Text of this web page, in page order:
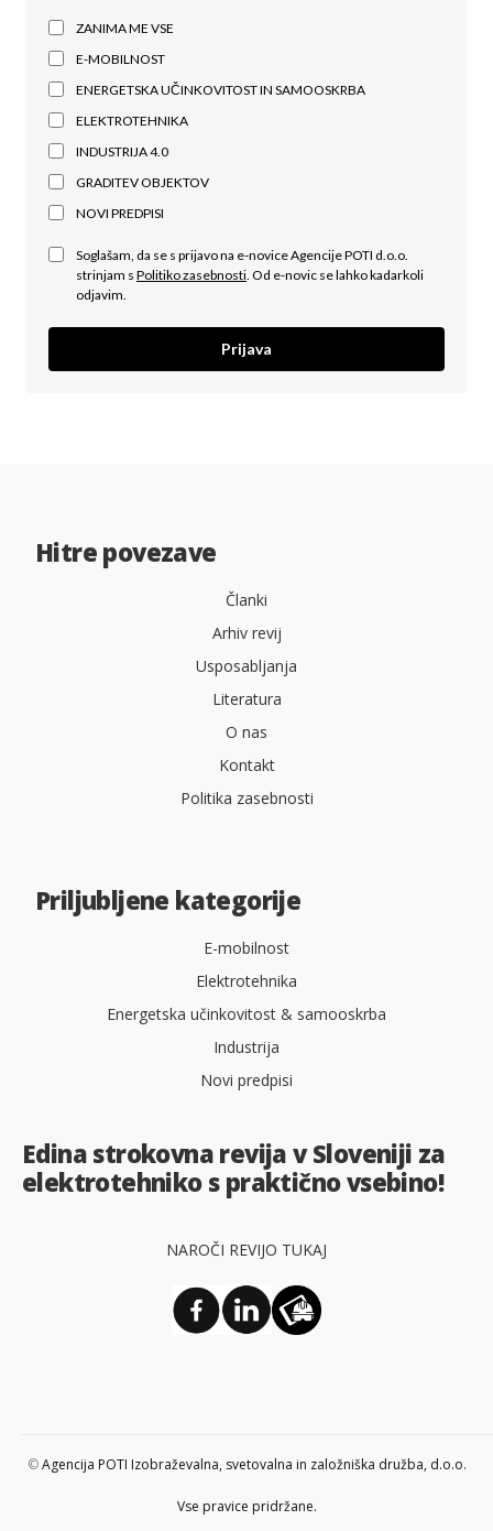
ZANIMA ME VSE
E-MOBILNOST
ENERGETSKA UČINKOVITOST IN SAMOOSKRBA
ELEKTROTEHNIKA
INDUSTRIJA 4.0
GRADITEV OBJEKTOV
NOVI PREDPISI
Soglašam, da se s prijavo na e-novice Agencije POTI d.o.o.
strinjam s Politiko zasebnosti . Od e-novic se lahko kadarkoli
odjavim.
Prijava
Hitre povezave
Članki
Arhiv revij
Usposabljanja
Literatura
O nas
Kontakt
Politika zasebnosti
Priljubljene kategorije
E-mobilnost
Elektrotehnika
Energetska učinkovitost & samooskrba
Industrija
Novi predpisi
Edina strokovna revija v Sloveniji za
elektrotehniko s praktično vsebino!
NAROČI REVIJO TUKAJ
©Agencija POTI Izobraževalna, svetovalna in založniška družba, d.o.o.
Vse pravice pridržane.